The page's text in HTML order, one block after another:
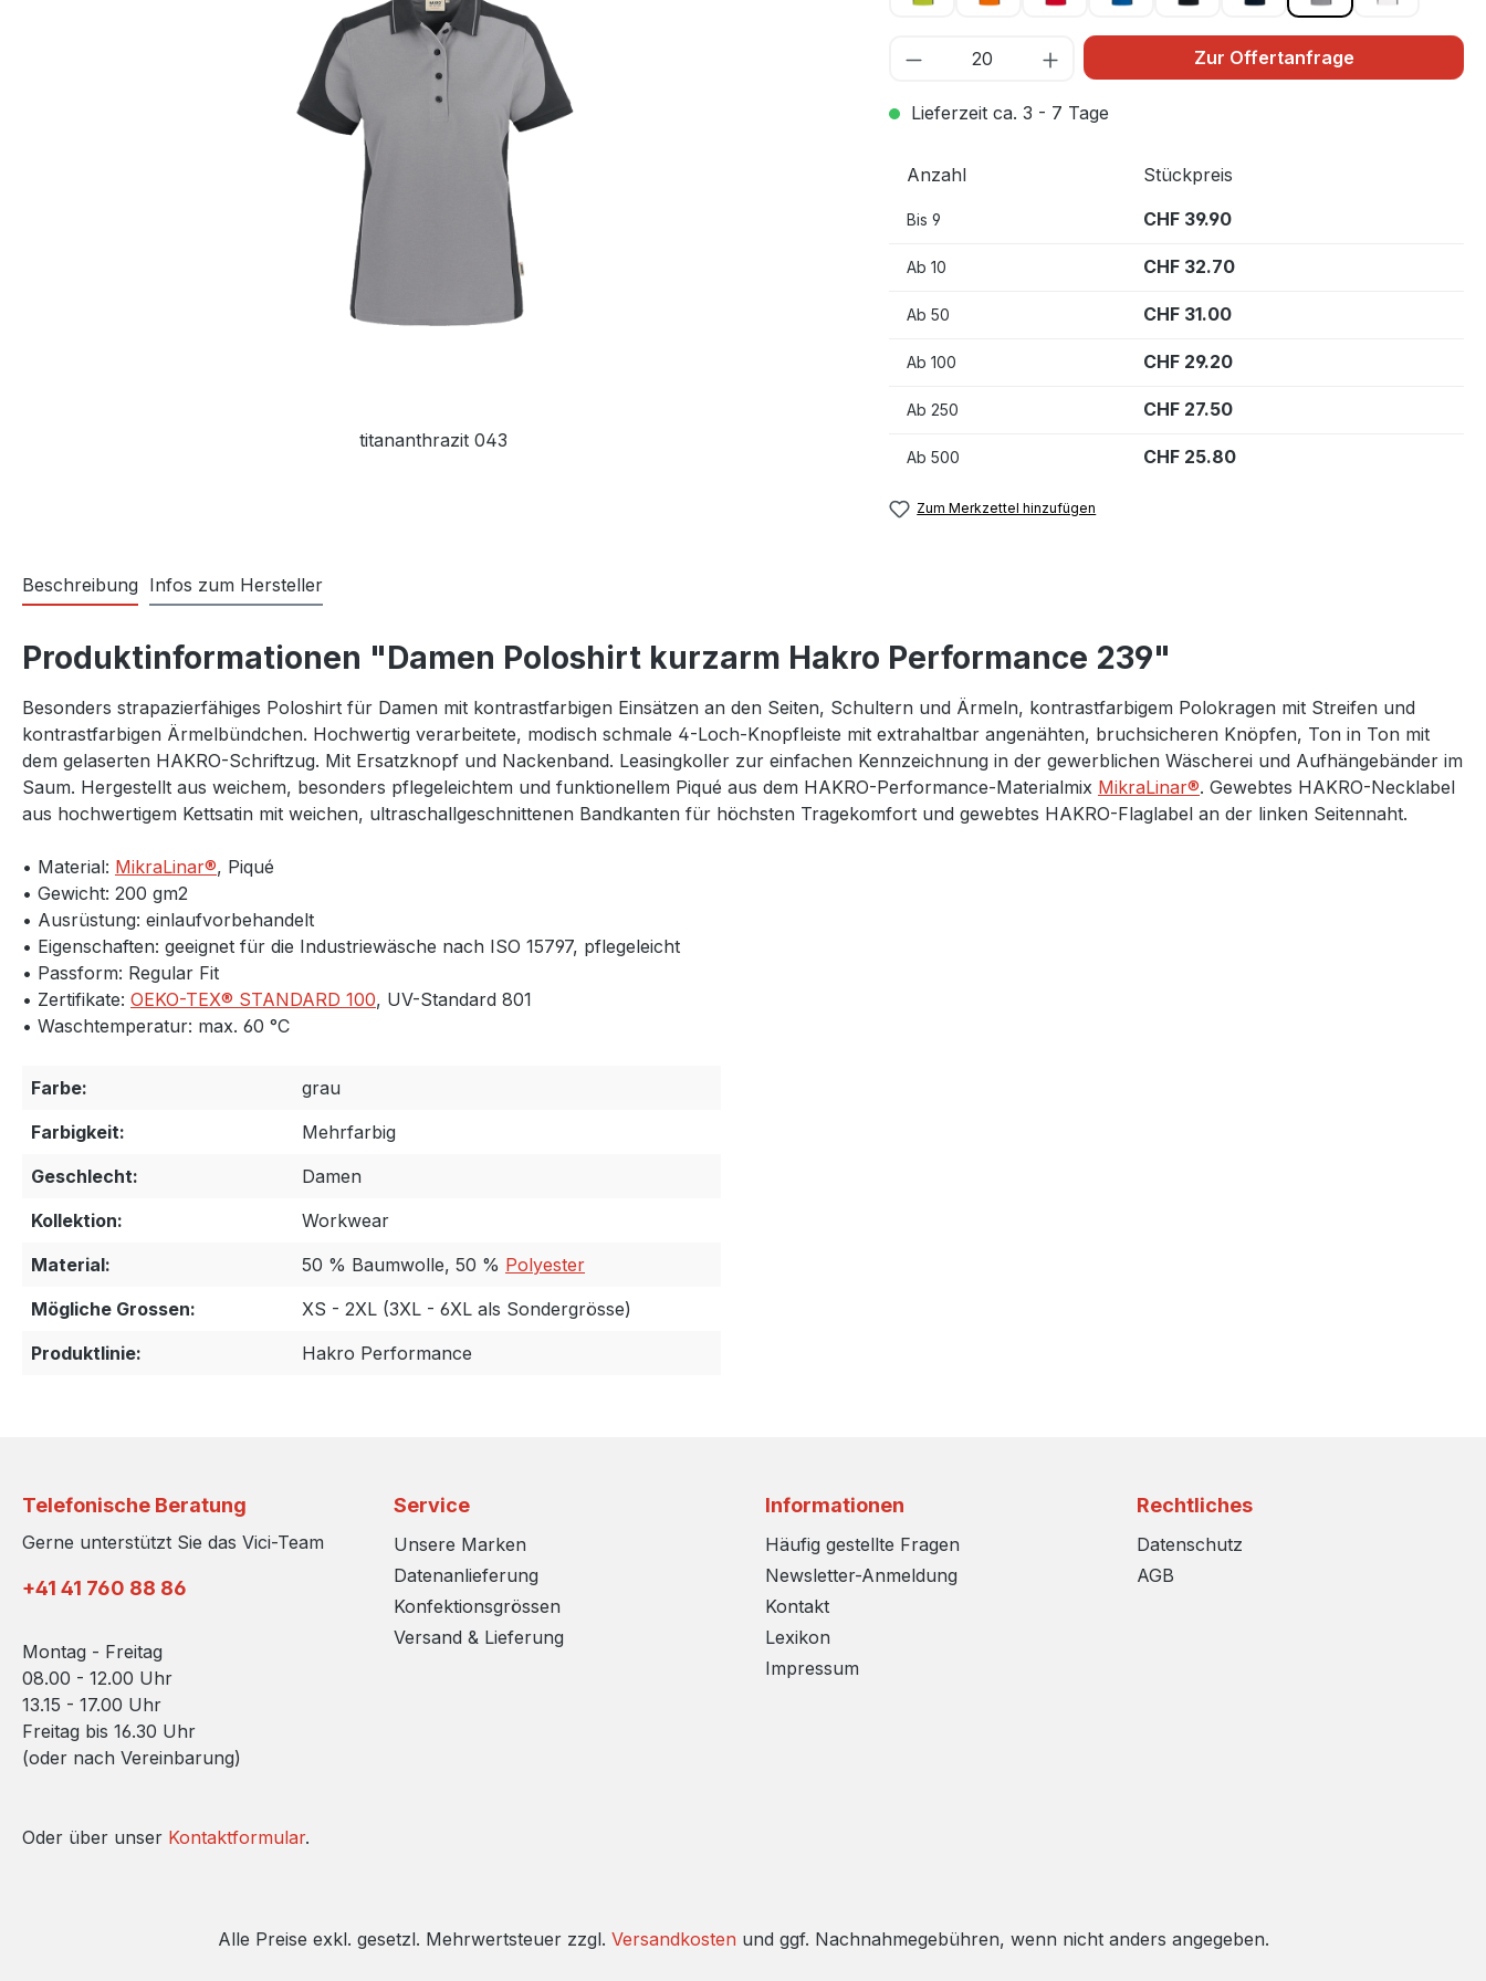
titananthrazit 043
Zur Offertanfrage
Lieferzeit ca. 3 - 7 Tage
Anzahl Stückpreis
Bis 9 CHF 39.90
Ab 10 CHF 32.70
Ab 50 CHF 31.00
Ab 100 CHF 29.20
Ab 250 CHF 27.50
Ab 500 CHF 25.80
Zum Merkzettel hinzufügen
Beschreibung Infos zum Hersteller
Produktinformationen "Damen Poloshirt kurzarm Hakro Performance 239"
Besonders strapazierfähiges Poloshirt für Damen mit kontrastfarbigen Einsätzen an den Seiten, Schultern und Ärmeln, kontrastfarbigem Polokragen mit Streifen und
kontrastfarbigen Ärmelbündchen. Hochwertig verarbeitete, modisch schmale 4-Loch-Knopfleiste mit extrahaltbar angenähten, bruchsicheren Knöpfen, Ton in Ton mit
dem gelaserten HAKRO-Schriftzug. Mit Ersatzknopf und Nackenband. Leasingkoller zur einfachen Kennzeichnung in der gewerblichen Wäscherei und Aufhängebänder im
Saum. Hergestellt aus weichem, besonders pflegeleichtem und funktionellem Piqué aus dem HAKRO-Performance-Materialmix MikraLinar®. Gewebtes HAKRO-Necklabel
aus hochwertigem Kettsatin mit weichen, ultraschallgeschnittenen Bandkanten für höchsten Tragekomfort und gewebtes HAKRO-Flaglabel an der linken Seitennaht.
• Material: MikraLinar®, Piqué
• Gewicht: 200 gm2
• Ausrüstung: einlaufvorbehandelt
• Eigenschaften: geeignet für die Industriewäsche nach ISO 15797, pflegeleicht
• Passform: Regular Fit
• Zertifikate: OEKO-TEX® STANDARD 100, UV-Standard 801
• Waschtemperatur: max. 60 °C
Farbe:
grau
Farbigkeit:
Mehrfarbig
Geschlecht:
Damen
Kollektion:
Workwear
Material:
50 % Baumwolle, 50 % Polyester
Mögliche Grossen:
XS - 2XL (3XL - 6XL als Sondergrösse)
Produktlinie:
Hakro Performance
Telefonische Beratung
Gerne unterstützt Sie das Vici-Team
+41 41 760 88 86
Montag - Freitag
08.00 - 12.00 Uhr
13.15 - 17.00 Uhr
Freitag bis 16.30 Uhr
(oder nach Vereinbarung)
Oder über unser Kontaktformular.
Service
Unsere Marken
Datenanlieferung
Konfektionsgrössen
Versand & Lieferung
Informationen
Häufig gestellte Fragen
Newsletter-Anmeldung
Kontakt
Lexikon
Impressum
Rechtliches
Datenschutz
AGB
Alle Preise exkl. gesetzl. Mehrwertsteuer zzgl. Versandkosten und ggf. Nachnahmegebühren, wenn nicht anders angegeben.